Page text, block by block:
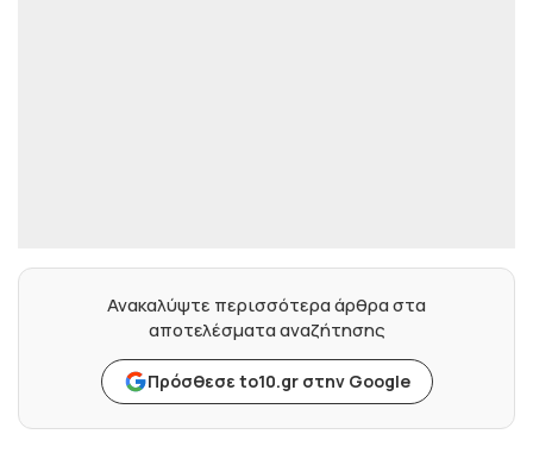
Ανακαλύψτε περισσότερα άρθρα στα
αποτελέσματα αναζήτησης
Πρόσθεσε to10.gr στην Google